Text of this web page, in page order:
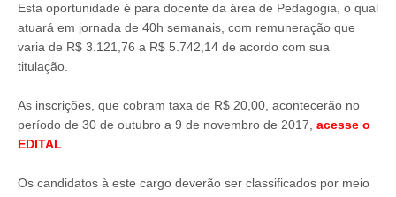
Esta oportunidade é para docente da área de Pedagogia, o qual
atuará em jornada de 40h semanais, com remuneração que
varia de R$ 3.121,76 a R$ 5.742,14 de acordo com sua
titulação.
As inscrições, que cobram taxa de R$ 20,00, acontecerão no
período de 30 de outubro a 9 de novembro de 2017, acesse o
EDITAL
Os candidatos à este cargo deverão ser classificados por meio